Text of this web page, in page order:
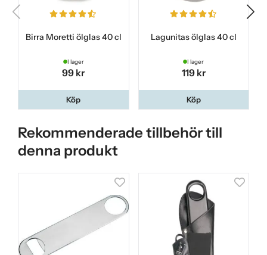
Birra Moretti ölglas 40 cl
I lager
99 kr
Köp
Lagunitas ölglas 40 cl
I lager
119 kr
Köp
Rekommenderade tillbehör till
denna produkt